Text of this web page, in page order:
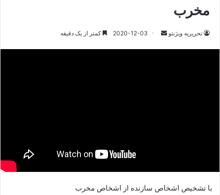
مخرب
تحریریه ویژنتو
ارسال2020-12-03 کمتر از یک دقیقه
با تشخیص اشخاص سازنده از اشخاص مخرب